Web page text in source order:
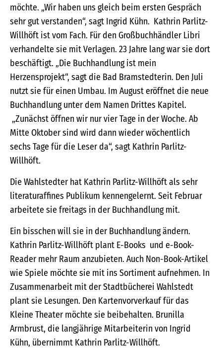
möchte. „Wir haben uns gleich beim ersten Gespräch
sehr gut verstanden“, sagt Ingrid Kühn. Kathrin Parlitz-
Willhöft ist vom Fach. Für den Großbuchhändler Libri
verhandelte sie mit Verlagen. 23 Jahre lang war sie dort
beschäftigt. „Die Buchhandlung ist mein
Herzensprojekt“, sagt die Bad Bramstedterin. Den Juli
nutzt sie für einen Umbau. Im August eröffnet die neue
Buchhandlung unter dem Namen Drittes Kapitel.
„Zunächst öffnen wir nur vier Tage in der Woche. Ab
Mitte Oktober sind wird dann wieder wöchentlich
sechs Tage für die Leser da“, sagt Kathrin Parlitz-
Willhöft.
Die Wahlstedter hat Kathrin Parlitz-Willhöft als sehr
literaturaffines Publikum kennengelernt. Seit Februar
arbeitete sie freitags in der Buchhandlung mit.
Ein bisschen will sie in der Buchhandlung ändern.
Kathrin Parlitz-Willhöft plant E-Books und e-Book-
Reader mehr Raum anzubieten. Auch Non-Book-Artikel
wie Spiele möchte sie mit ins Sortiment aufnehmen. In
Zusammenarbeit mit der Stadtbücherei Wahlstedt
plant sie Lesungen. Den Kartenvorverkauf für das
Kleine Theater möchte sie beibehalten. Brunilla
Armbrust, die langjährige Mitarbeiterin von Ingrid
Kühn, übernimmt Kathrin Parlitz-Willhöft.